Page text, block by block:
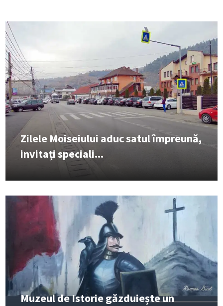
Zilele Moiseiului aduc satul împreună,
invitați speciali...
Muzeul de Istorie găzduiește un